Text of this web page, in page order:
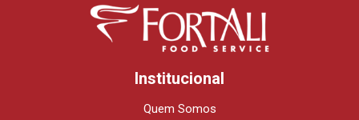
Institucional
Quem Somos